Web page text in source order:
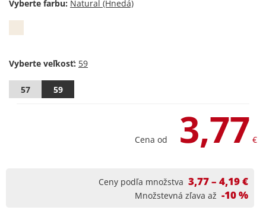
Vyberte farbu:
Vyberte veľkosť:
57 59
Cena od 3,77 €
Ceny podľa množstva 3,77 – 4,19 €
Množstevná zľava až -10 %